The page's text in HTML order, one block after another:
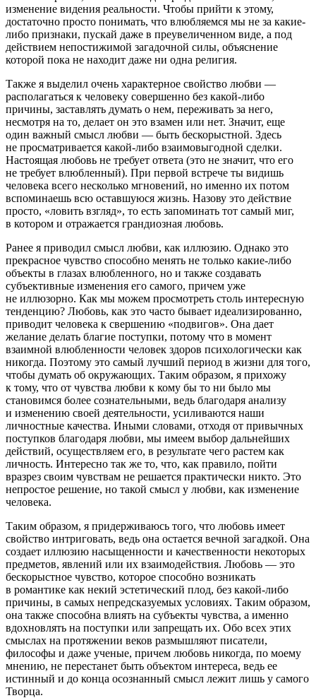
изменение видения реальности. Чтобы прийти к этому,
достаточно просто понимать, что влюбляемся мы не за какие-
либо признаки, пускай даже в преувеличенном виде, а под
действием непостижимой загадочной силы, объяснение
которой пока не находит даже ни одна религия.
Также я выделил очень характерное свойство любви —
располагаться к человеку совершенно без какой-либо
причины, заставлять думать о нем, переживать за него,
несмотря на то, делает он это взамен или нет. Значит, еще
один важный смысл любви — быть бескорыстной. Здесь
не просматривается какой-либо взаимовыгодной сделки.
Настоящая любовь не требует ответа (это не значит, что его
не требует влюбленный). При первой встрече ты видишь
человека всего несколько мгновений, но именно их потом
вспоминаешь всю оставшуюся жизнь. Назову это действие
просто, «ловить взгляд», то есть запоминать тот самый миг,
в котором и отражается грандиозная любовь.
Ранее я приводил смысл любви, как иллюзию. Однако это
прекрасное чувство способно менять не только какие-либо
объекты в глазах влюбленного, но и также создавать
субъективные изменения его самого, причем уже
не иллюзорно. Как мы можем просмотреть столь интересную
тенденцию? Любовь, как это часто бывает идеализированно,
приводит человека к свершению «подвигов». Она дает
желание делать благие поступки, потому что в момент
взаимной влюбленности человек здоров психологически как
никогда. Поэтому это самый лучший период в жизни для того,
чтобы думать об окружающих. Таким образом, я прихожу
к тому, что от чувства любви к кому бы то ни было мы
становимся более сознательными, ведь благодаря анализу
и изменению своей деятельности, усиливаются наши
личностные качества. Иными словами, отходя от привычных
поступков благодаря любви, мы имеем выбор дальнейших
действий, осуществляем его, в результате чего растем как
личность. Интересно так же то, что, как правило, пойти
вразрез своим чувствам не решается практически никто. Это
непростое решение, но такой смысл у любви, как изменение
человека.
Таким образом, я придерживаюсь того, что любовь имеет
свойство интриговать, ведь она остается вечной загадкой. Она
создает иллюзию насыщенности и качественности некоторых
предметов, явлений или их взаимодействия. Любовь — это
бескорыстное чувство, которое способно возникать
в романтике как некий эстетический плод, без какой-либо
причины, в самых непредсказуемых условиях. Таким образом,
она также способна влиять на субъекты чувства, а именно
вдохновлять на поступки или запрещать их. Обо всех этих
смыслах на протяжении веков размышляют писатели,
философы и даже ученые, причем любовь никогда, по моему
мнению, не перестанет быть объектом интереса, ведь ее
истинный и до конца осознанный смысл лежит лишь у самого
Творца.